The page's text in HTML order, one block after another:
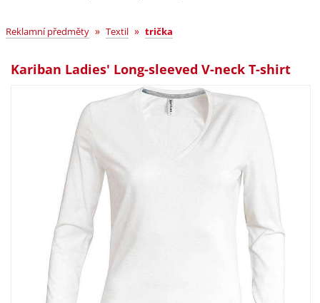
Reklamní předměty » Textil » trička
Kariban Ladies' Long-sleeved V-neck T-shirt